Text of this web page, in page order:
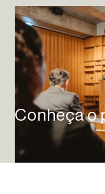
Conheça o